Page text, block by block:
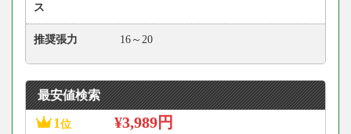
ス
推奨張力 16～20
最安値検索
1 位 ¥3,989円